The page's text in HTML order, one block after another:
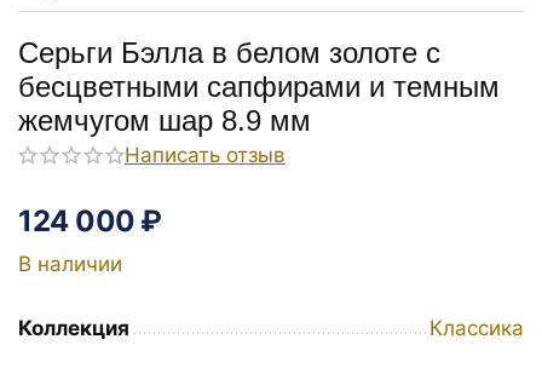
Серьги Бэлла в белом золоте с
бесцветными сапфирами и темным
жемчугом шар 8.9 мм
Написать отзыв
124 000 ₽
В наличии
Коллекция Классика